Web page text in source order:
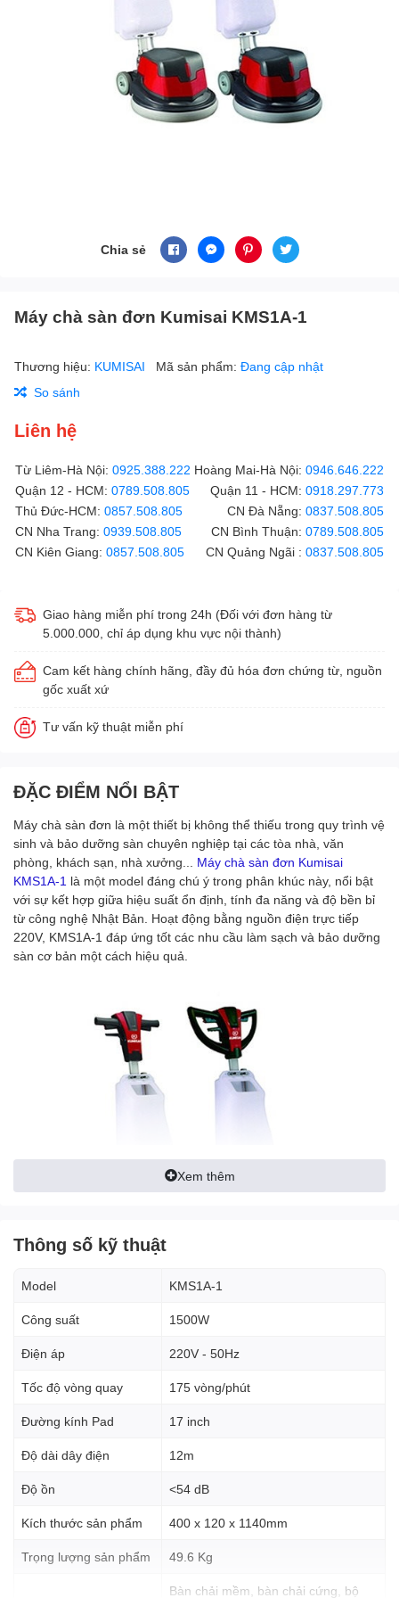
Chia sẻ
Máy chà sàn đơn Kumisai KMS1A-1
Thương hiệu: KUMISAI Mã sản phẩm: Đang cập nhật
So sánh
Liên hệ
Từ Liêm-Hà Nội: 0925.388.222 Hoàng Mai-Hà Nội: 0946.646.222
Quận 12 - HCM: 0789.508.805 Quận 11 - HCM: 0918.297.773
Thủ Đức-HCM: 0857.508.805 CN Đà Nẵng: 0837.508.805
CN Nha Trang: 0939.508.805 CN Bình Thuận: 0789.508.805
CN Kiên Giang: 0857.508.805 CN Quảng Ngãi : 0837.508.805
Giao hàng miễn phí trong 24h (Đối với đơn hàng từ
5.000.000, chỉ áp dụng khu vực nội thành)
Cam kết hàng chính hãng, đầy đủ hóa đơn chứng từ, nguồn
gốc xuất xứ
Tư vấn kỹ thuật miễn phí
ĐẶC ĐIỂM NỔI BẬT
Máy chà sàn đơn là một thiết bị không thể thiếu trong quy trình vệ
sinh và bảo dưỡng sàn chuyên nghiệp tại các tòa nhà, văn
phòng, khách sạn, nhà xưởng... Máy chà sàn đơn Kumisai
KMS1A-1 là một model đáng chú ý trong phân khúc này, nổi bật
với sự kết hợp giữa hiệu suất ổn định, tính đa năng và độ bền bỉ
từ công nghệ Nhật Bản. Hoạt động bằng nguồn điện trực tiếp
220V, KMS1A-1 đáp ứng tốt các nhu cầu làm sạch và bảo dưỡng
sàn cơ bản một cách hiệu quả.
Máy chà sàn đơn Kumisai
KMS1A-1
Kumisai KMS1A-1 là dòng máy chà sàn đơn tốc độ chuẩn (~175
chà rửa, giặt thảm đến hỗ trợ bảo dưỡng sàn.
Loại máy:Máy chà sàn đơn công nghiệp (Tốc độ chuẩn).
Nguồn năng lượng: Sử dụng
Model:
Ưu điểm và tính năng nổi bật
của Kumisai KMS1A-1
Xem thêm
Thông số kỹ thuật
Model KMS1A-1
Công suất 1500W
Điện áp 220V - 50Hz
Tốc độ vòng quay 175 vòng/phút
Đường kính Pad 17 inch
Độ dài dây điện 12m
Độ ồn <54 dB
Kích thước sản phẩm 400 x 120 x 1140mm
Trọng lượng sản phẩm 49.6 Kg
Bàn chải mềm, bàn chải cứng, bộ